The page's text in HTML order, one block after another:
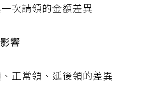
次請領的金額差異
響
正常領、延後領的差異